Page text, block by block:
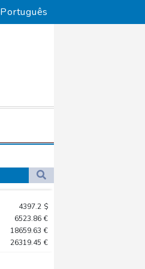
Português
4397.2 $
6523.86 €
18659.63 €
26319.45 €